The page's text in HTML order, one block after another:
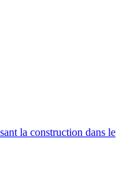
la construction dans le